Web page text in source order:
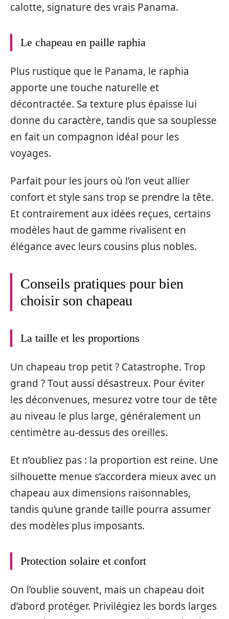
calotte, signature des vrais Panama.
Le chapeau en paille raphia
Plus rustique que le Panama, le raphia
apporte une touche naturelle et
décontractée. Sa texture plus épaisse lui
donne du caractère, tandis que sa souplesse
en fait un compagnon idéal pour les
voyages.
Parfait pour les jours où l’on veut allier
confort et style sans trop se prendre la tête.
Et contrairement aux idées reçues, certains
modèles haut de gamme rivalisent en
élégance avec leurs cousins plus nobles.
Conseils pratiques pour bien
choisir son chapeau
La taille et les proportions
Un chapeau trop petit ? Catastrophe. Trop
grand ? Tout aussi désastreux. Pour éviter
les déconvenues, mesurez votre tour de tête
au niveau le plus large, généralement un
centimètre au-dessus des oreilles.
Et n’oubliez pas : la proportion est reine. Une
silhouette menue s’accordera mieux avec un
chapeau aux dimensions raisonnables,
tandis qu’une grande taille pourra assumer
des modèles plus imposants.
Protection solaire et confort
On l’oublie souvent, mais un chapeau doit
d’abord protéger. Privilégiez les bords larges